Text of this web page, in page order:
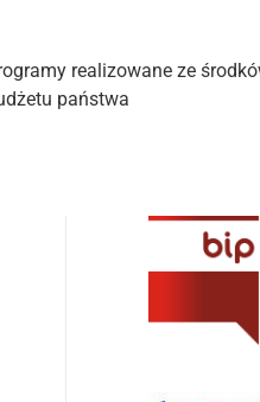
realizowane ze
państwa